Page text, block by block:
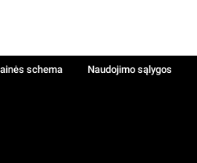
schema Naudojimo sąlygos